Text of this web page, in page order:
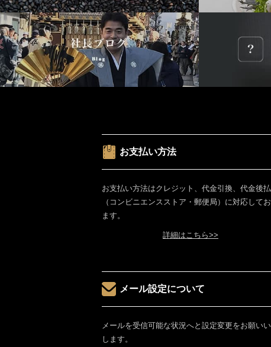
お支払い方法
お支払い方法はクレジット、代金引換、代金後
（コンビニエンスストア・郵便局）に対応してお
ます。
詳細はこちら>>
メール設定について
メールを受信可能な状況へと設定変更をお願い
します。